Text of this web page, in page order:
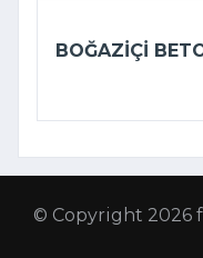
BOĞAZIÇI
© Copyright 2026